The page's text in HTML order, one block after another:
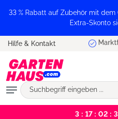
springen
33 % Rabatt auf Zubehör mit dem
Extra-Skonto
Hilfe & Kontakt
3 : 17 : 02 :